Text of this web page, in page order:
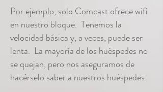
Por ejemplo, solo Comcast ofrece wifi
en nuestro bloque. Tenemos la
velocidad básica y, a veces, puede ser
lenta. La mayoría de los huéspedes no
se quejan, pero nos aseguramos de
hacérselo saber a nuestros huéspedes.